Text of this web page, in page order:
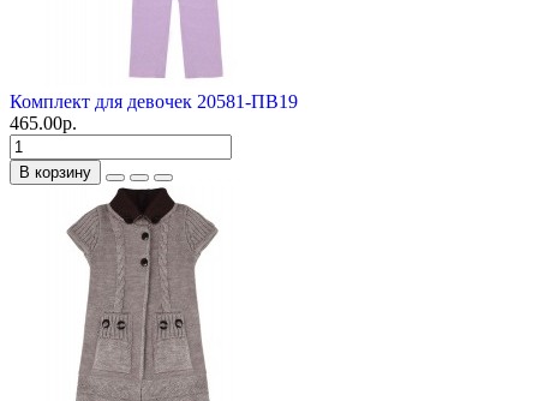
Комплект для девочек 20581-ПВ19
465.00р.
В корзину